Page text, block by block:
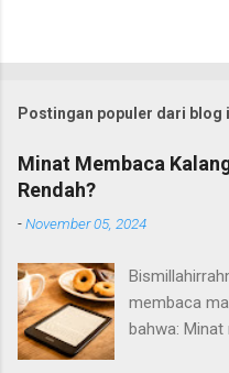
Postingan populer dari blog
Minat Membaca
Rendah?
-November 05, 2024
membaca
bahwa: